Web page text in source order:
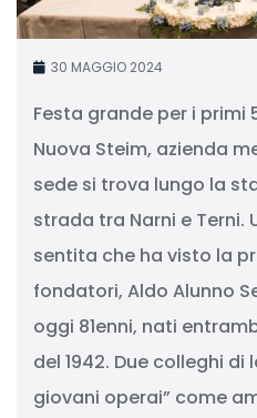
30 MAGGIO 2024
Festa grande per i
Nuova Steim, azienda
sede si trova lungo la
strada tra Narni e Terni.
sentita che ha visto la
fondatori, Aldo Alunno
oggi 81enni, nati
del 1942. Due colleghi
giovani operai” come